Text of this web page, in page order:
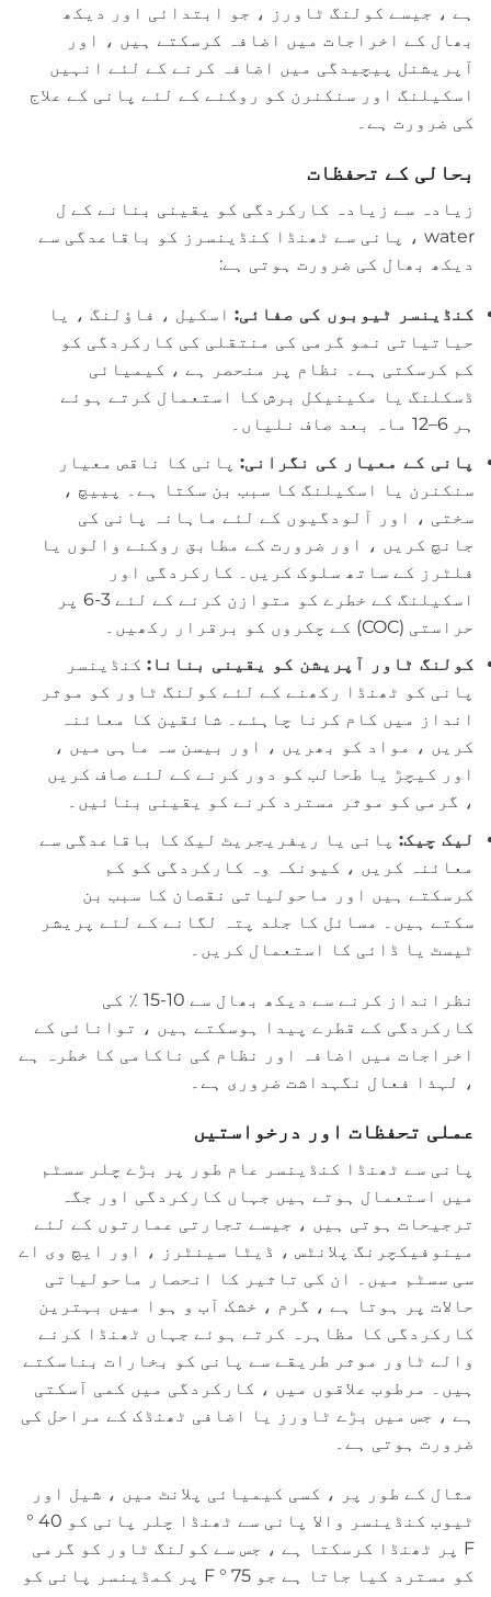
ہے ، جیسے کولنگ ٹاورز ، جو ابتدائی اور دیکھ
بھال کے اخراجات میں اضافہ کرسکتے ہیں ، اور
آپریشنل پیچیدگی میں اضافہ کرنے کے لئے انہیں
اسکیلنگ اور سنکنرن کو روکنے کے لئے پانی کے علاج
کی ضرورت ہے۔
بحالی کے تحفظات
زیادہ سے زیادہ کارکردگی کو یقینی بنانے کے ل
water ، پانی سے ٹھنڈا کنڈینسرز کو باقاعدگی سے
دیکھ بھال کی ضرورت ہوتی ہے:
کنڈینسر ٹیوبوں کی صفائی: اسکیل ، فاؤلنگ ، یا
حیاتیاتی نمو گرمی کی منتقلی کی کارکردگی کو
کم کرسکتی ہے۔ نظام پر منحصر ہے ، کیمیائی
ڈسکلنگ یا مکینیکل برش کا استعمال کرتے ہوئے
ہر 6–12 ماہ بعد صاف نلیاں۔
پانی کے معیار کی نگرانی: پانی کا ناقص معیار
سنکنرن یا اسکیلنگ کا سبب بن سکتا ہے۔ پییچ ،
سختی ، اور آلودگیوں کے لئے ماہانہ پانی کی
جانچ کریں ، اور ضرورت کے مطابق روکنے والوں یا
فلٹرز کے ساتھ سلوک کریں۔ کارکردگی اور
اسکیلنگ کے خطرے کو متوازن کرنے کے لئے 3-6 پر
حراستی (COC) کے چکروں کو برقرار رکھیں۔
کولنگ ٹاور آپریشن کو یقینی بنانا: کنڈینسر
پانی کو ٹھنڈا رکھنے کے لئے کولنگ ٹاور کو موثر
انداز میں کام کرنا چاہئے۔ شائقین کا معائنہ
کریں ، مواد کو بھریں ، اور بیسن سہ ماہی میں ،
اور کیچڑ یا طحالب کو دور کرنے کے لئے صاف کریں
، گرمی کو موثر مسترد کرنے کو یقینی بنائیں۔
لیک چیک: پانی یا ریفریجریٹ لیک کا باقاعدگی سے
معائنہ کریں ، کیونکہ وہ کارکردگی کو کم
کرسکتے ہیں اور ماحولیاتی نقصان کا سبب بن
سکتے ہیں۔ مسائل کا جلد پتہ لگانے کے لئے پریشر
ٹیسٹ یا ڈائی کا استعمال کریں۔
نظرانداز کرنے سے دیکھ بھال سے 10-15 ٪ کی
کارکردگی کے قطرے پیدا ہوسکتے ہیں ، توانائی کے
اخراجات میں اضافہ اور نظام کی ناکامی کا خطرہ ہے
، لہذا فعال نگہداشت ضروری ہے۔
عملی تحفظات اور درخواستیں
پانی سے ٹھنڈا کنڈینسر عام طور پر بڑے چلر سسٹم
میں استعمال ہوتے ہیں جہاں کارکردگی اور جگہ
ترجیحات ہوتی ہیں ، جیسے تجارتی عمارتوں کے لئے
مینوفیکچرنگ پلانٹس ، ڈیٹا سینٹرز ، اور ایچ وی اے
سی سسٹم میں۔ ان کی تاثیر کا انحصار ماحولیاتی
حالات پر ہوتا ہے ، گرم ، خشک آب و ہوا میں بہترین
کارکردگی کا مظاہرہ کرتے ہوئے جہاں ٹھنڈا کرنے
والے ٹاور موثر طریقے سے پانی کو بخارات بناسکتے
ہیں۔ مرطوب علاقوں میں ، کارکردگی میں کمی آسکتی
ہے ، جس میں بڑے ٹاورز یا اضافی ٹھنڈک کے مراحل کی
ضرورت ہوتی ہے۔
مثال کے طور پر ، کسی کیمیائی پلانٹ میں ، شیل اور
ٹیوب کنڈینسر والا پانی سے ٹھنڈا چلر پانی کو 40 °
F پر ٹھنڈا کرسکتا ہے ، جس سے کولنگ ٹاور کو گرمی
کو مسترد کیا جاتا ہے جو 75 ° F پر کمڈینسر پانی کو